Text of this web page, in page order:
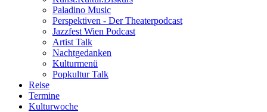
Paladino Music
Perspektiven - Der Theaterpodcast
Jazzfest Wien Podcast
Artist Talk
Nachtgedanken
Kulturmenü
Popkultur Talk
Reise
Termine
Kulturwoche